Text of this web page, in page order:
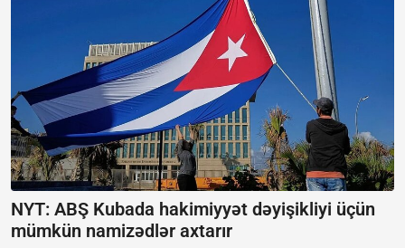
NYT: ABŞ Kubada hakimiyyət dəyişikliyi üçün
mümkün namizədlər axtarır